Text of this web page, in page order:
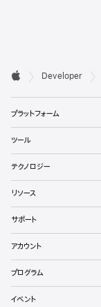
デ
ベ
ロ
ッ
パ
向
け
フ
ッ
タ

Developer
プラットフォーム
ツール
テクノロジー
リソース
サポート
アカウント
プログラム
イベント